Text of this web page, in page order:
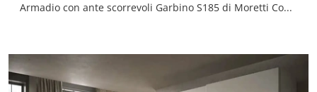
Armadio con ante scorrevoli Garbino S185 di Moretti Compact Giorno Notte : compila il form per ricevere informazioni di ogni sorta e consigli per ...